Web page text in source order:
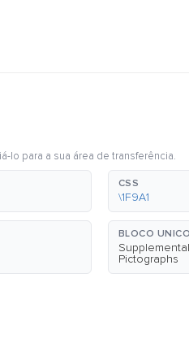
lo para a sua área de transferência.
CSS
\1F9A1
BLOCO
Pictographs